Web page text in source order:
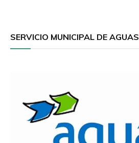
SERVICIO MUNICIPAL DE AGUAS